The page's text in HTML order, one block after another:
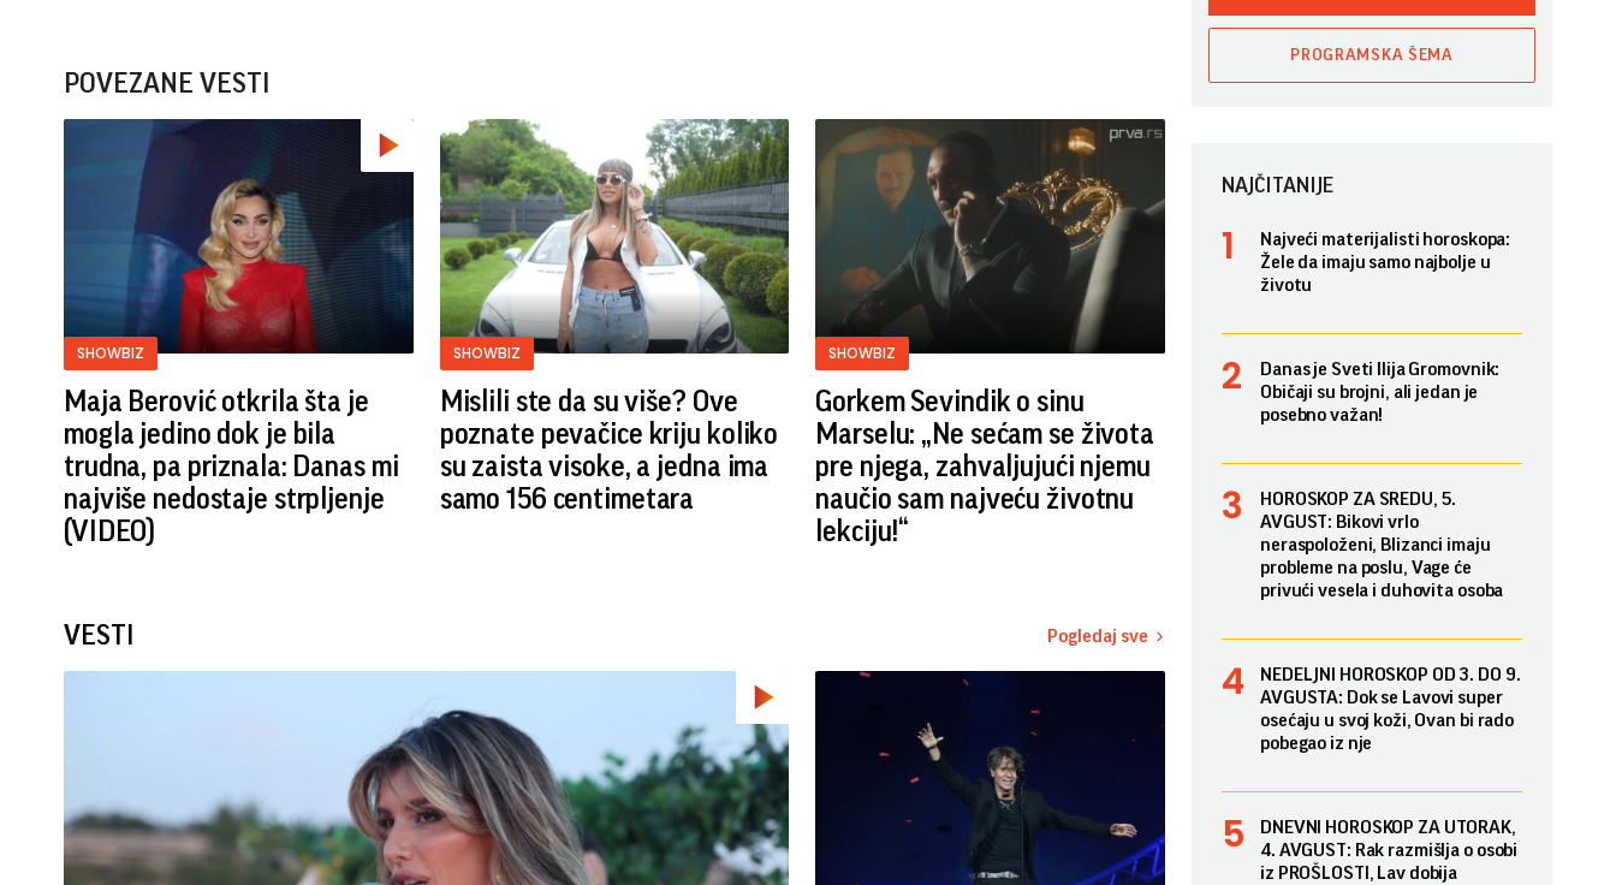
POVEZANE VESTI
SHOWBIZ
Maja Berović otkrila šta je
mogla jedino dok je bila
trudna, pa priznala: Danas mi
najviše nedostaje strpljenje
(VIDEO)
SHOWBIZ
Mislili ste da su više? Ove
poznate pevačice kriju koliko
su zaista visoke, a jedna ima
samo 156 centimetara
SHOWBIZ
Gorkem Sevindik o sinu
Marselu: „Ne sećam se života
pre njega, zahvaljujući njemu
naučio sam najveću životnu
lekciju!“
VESTI Pogledaj sve
PROGRAMSKA ŠEMA
NAJČITANIJE
Najveći materijalisti horoskopa:
Žele da imaju samo najbolje u
životu
Danas je Sveti Ilija Gromovnik:
Običaji su brojni, ali jedan je
posebno važan!
HOROSKOP ZA SREDU, 5.
AVGUST: Bikovi vrlo
neraspoloženi, Blizanci imaju
probleme na poslu, Vage će
privući vesela i duhovita osoba
NEDELJNI HOROSKOP OD 3. DO 9.
AVGUSTA: Dok se Lavovi super
osećaju u svoj koži, Ovan bi rado
pobegao iz nje
DNEVNI HOROSKOP ZA UTORAK,
4. AVGUST: Rak razmišlja o osobi
iz PROŠLOSTI, Lav dobija